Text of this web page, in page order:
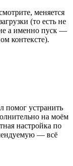
меняется
(то есть не
а именно пуск —
контексте).
помог устранить
на моём
настройка по
— всё